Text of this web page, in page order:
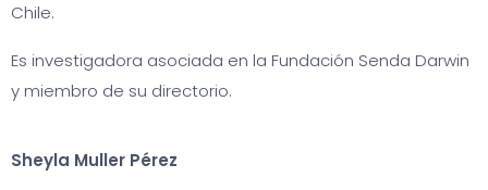
Chile.
Es investigadora asociada en la Fundación Senda Darwin
y miembro de su directorio.
Sheyla Muller Pérez